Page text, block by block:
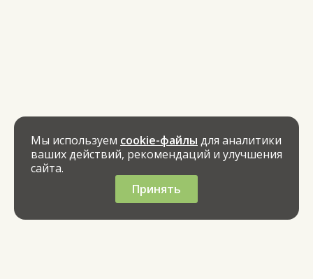
Мы используем cookie-файлы для аналитики
ваших действий, рекомендаций и улучшения
сайта.
Принять